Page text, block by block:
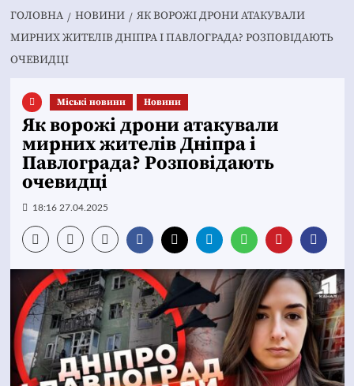
ГОЛОВНА НОВИНИ
ЯК ВОРОЖІ ДРОНИ АТАКУВАЛИ
МИРНИХ ЖИТЕЛІВ ДНІПРА І ПАВЛОГРАДА? РОЗПОВІДАЮТЬ
ОЧЕВИДЦІ
Mіські новини Новини
Як ворожі дрони атакували
мирних жителів Дніпра і
Павлограда? Розповідають
очевидці
18:16 27.04.2025